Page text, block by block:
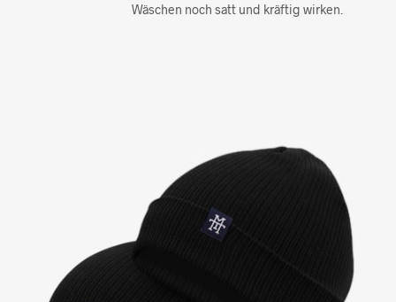
Wäschen noch satt und kräftig wirken.